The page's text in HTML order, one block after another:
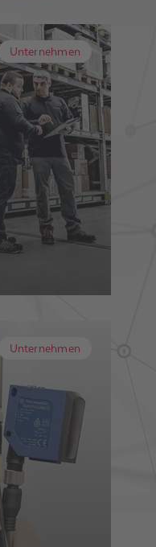
Unternehmen
Unternehmen